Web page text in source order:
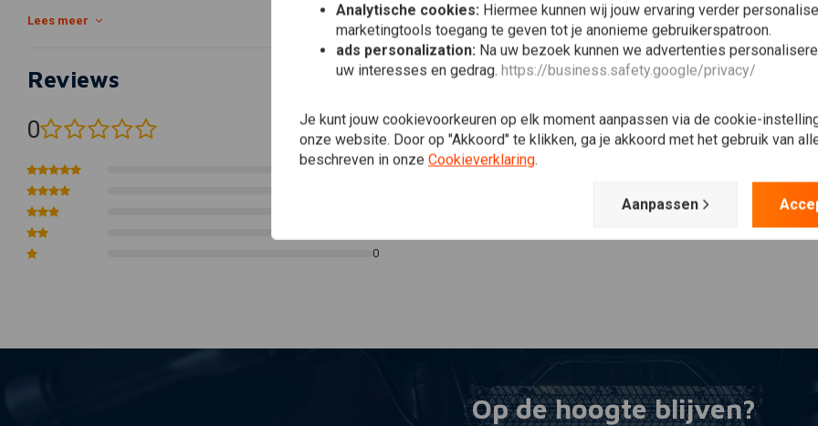
Piaggio Vespa PK 50 2T 82 84
Piaggio Vespa PK XL PLURIMATIC 50 2T 85 90
Lees meer
Reviews
0 (0 beoordelingen)
0
0
Plaats ook een review
Cilinderkop
NM) +
€23,55
Op de hoogte blijven?
Analytische cookies: Hiermee kunnen wij jouw ervaring verder
marketingtools toegang te geven tot je anonieme gebruikerspatroon.
ads personalization: Na uw bezoek kunnen we advertenties
uw interesses en gedrag. https://business.safety.google/privacy/
Je kunt jouw cookievoorkeuren op elk moment aanpassen via de cookie-
onze website. Door op "Akkoord" te klikken, ga je akkoord met het gebruik van
beschreven in onze Cookieverklaring.
Aanpassen